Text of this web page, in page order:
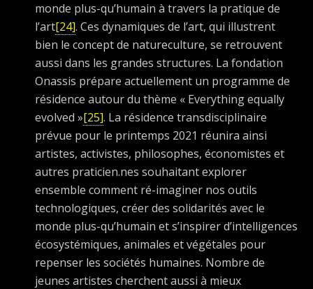
monde plus-qu’humain à travers la pratique de
l’art[24]. Ces dynamiques de l’art, qui illustrent
bien le concept de natureculture, se retrouvent
aussi dans les grandes structures. La fondation
Onassis prépare actuellement un programme de
résidence autour du thème « Everything equally
evolved »[25]. La résidence transdisciplinaire
prévue pour le printemps 2021 réunira ainsi
artistes, activistes, philosophes, économistes et
autres praticien.nes souhaitant explorer
ensemble comment ré-imaginer nos outils
technologiques, créer des solidarités avec le
monde plus-qu’humain et s’inspirer d’intelligences
écosystémiques, animales et végétales pour
repenser les sociétés humaines. Nombre de
jeunes artistes cherchent aussi à mieux